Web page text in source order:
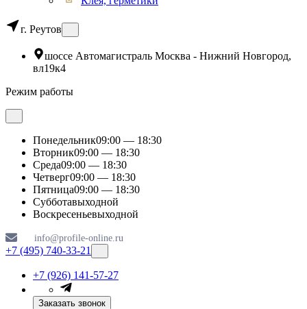
г. Реутов
шоссе Автомагистраль Москва - Нижний Новгород,
вл19к4
Режим работы
Понедельник09:00 — 18:30
Вторник09:00 — 18:30
Среда09:00 — 18:30
Четверг09:00 — 18:30
Пятница09:00 — 18:30
Субботавыходной
Воскресеньевыходной
info@profile-online.ru
+7 (495) 740-33-21
+7 (926) 141-57-27
Заказать звонок